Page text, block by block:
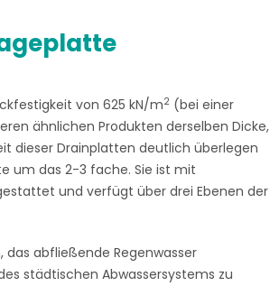
von 625 kN/m2 (bei einer
ähnlichen Produkten derselben Dicke,
dieser Drainplatten deutlich überlegen
um das 2-3 fache. Sie ist mit
und verfügt über drei Ebenen der
abfließende Regenwasser
städtischen Abwassersystems zu